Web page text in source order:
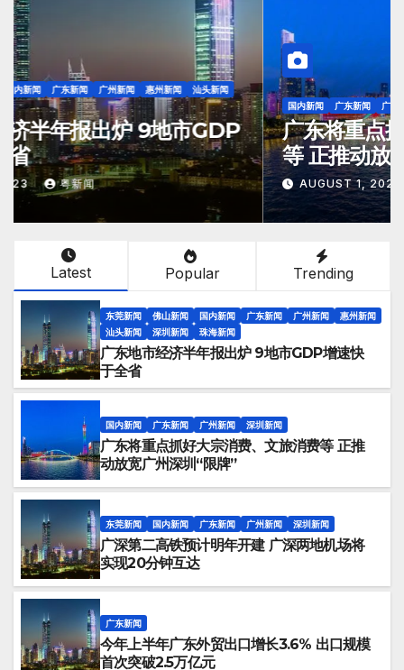
东莞新闻 佛山新闻 国内新闻 广东新闻 广州新闻 惠州新闻
汕头新闻
深圳新闻
珠海新闻
广东地市经济半年报出炉 9地市GDP
增速快于全省
AUGUST 2, 2023 粤新闻
Latest Popular Trending
东莞新闻 佛山新闻 国内新闻 广东新闻 广州新闻
惠州新闻
汕头新闻
深圳新闻 珠海新闻
广东地市经济半年报出炉 9地市GDP增速快
于全省
国内新闻 广东新闻 广州新闻 深圳新闻
广东将重点抓好大宗消费、文旅消费等 正推
动放宽广州深圳“限牌”
东莞新闻 国内新闻 广东新闻 广州新闻 深圳新闻
广深第二高铁预计明年开建 广深两地机场将
实现20分钟互达
广东新闻
今年上半年广东外贸出口增长3.6% 出口规模
首次突破2.5万亿元